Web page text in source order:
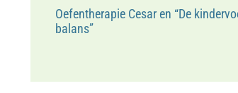
Oefentherapie Cesar en “De
balans”